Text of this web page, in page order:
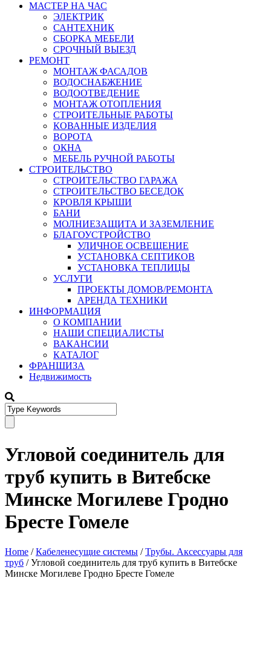
МАСТЕР НА ЧАС
ЭЛЕКТРИК
САНТЕХНИК
СБОРКА МЕБЕЛИ
СРОЧНЫЙ ВЫЕЗД
РЕМОНТ
МОНТАЖ ФАСАДОВ
ВОДОСНАБЖЕНИЕ
ВОДООТВЕДЕНИЕ
МОНТАЖ ОТОПЛЕНИЯ
СТРОИТЕЛЬНЫЕ РАБОТЫ
КОВАННЫЕ ИЗДЕЛИЯ
ВОРОТА
ОКНА
МЕБЕЛЬ РУЧНОЙ РАБОТЫ
СТРОИТЕЛЬСТВО
СТРОИТЕЛЬСТВО ГАРАЖА
СТРОИТЕЛЬСТВО БЕСЕДОК
КРОВЛЯ КРЫШИ
БАНИ
МОЛНИЕЗАЩИТА И ЗАЗЕМЛЕНИЕ
БЛАГОУСТРОЙСТВО
УЛИЧНОЕ ОСВЕЩЕНИЕ
УСТАНОВКА СЕПТИКОВ
УСТАНОВКА ТЕПЛИЦЫ
УСЛУГИ
ПРОЕКТЫ ДОМОВ/РЕМОНТА
АРЕНДА ТЕХНИКИ
ИНФОРМАЦИЯ
О КОМПАНИИ
НАШИ СПЕЦИАЛИСТЫ
ВАКАНСИИ
КАТАЛОГ
ФРАНШИЗА
Недвижимость
Угловой соединитель для
труб купить в Витебске
Минске Могилеве Гродно
Бресте Гомеле
Home /Кабеленесущие системы /Трубы. Аксессуары для
труб / Угловой соединитель для труб купить в Витебске
Минске Могилеве Гродно Бресте Гомеле